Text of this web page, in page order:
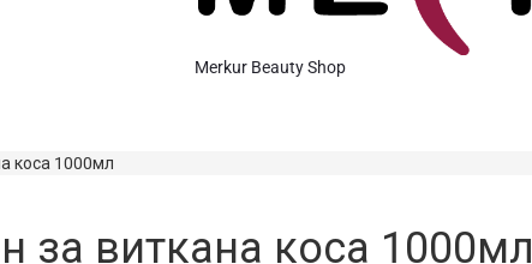
Merkur Beauty Shop
коса 1000мл
за виткана коса 1000мл